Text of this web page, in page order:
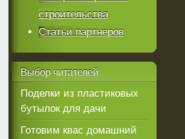
строительства
Статьи партнеров
Выборчитателей
Поделки из пластиковых
бутылок для дачи
Готовим квас домашний